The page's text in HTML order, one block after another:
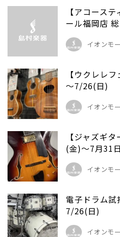
【アコース
ール福岡店
イオンモ
【ウクレレ
～7/26(日)
イオンモ
【ジャズギ
(金)～7月31
イオンモ
電子ドラム
7/26(日)
イオンモ